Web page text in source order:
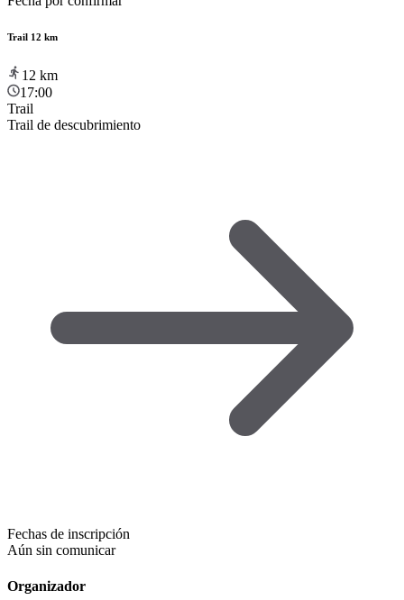
Trail 12 km
12 km
17:00
Trail
Trail de descubrimiento
Fechas de inscripción
Aún sin comunicar
Organizador